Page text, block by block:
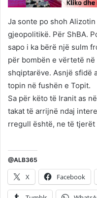
Ja sonte po shoh
gjeopolitikë. Për ShBA.
sapo i ka bërë një sulm
për bombën e vërtetë
shqiptarëve. Asnjë sfidë
topin në fushën e Topit.
Sa për këto të Iranit as
takat të arrijnë ndaj
rregull është, ne të tjerët
@ALB365
X Facebook